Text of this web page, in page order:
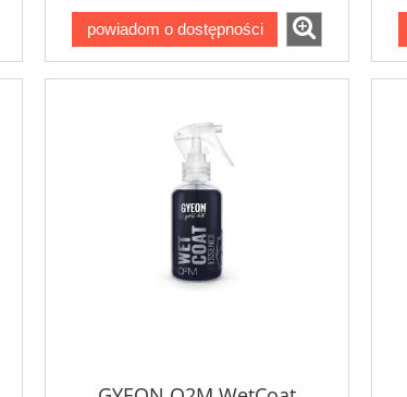
powiadom o dostępności